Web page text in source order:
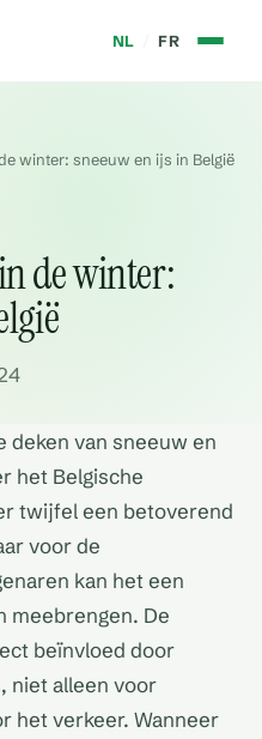
NL FR
winter: sneeuw en ijs in België
de winter:
van sneeuw en
het Belgische
twijfel een betoverend
voor de
kan het een
meebrengen. De
beïnvloed door
niet alleen voor
het verkeer. Wanneer